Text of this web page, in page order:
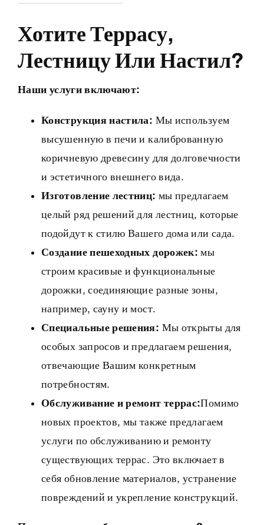
Хотите Террасу,
Лестницу Или Настил?
Наши услуги включают:
Конструкция настила: Мы используем
высушенную в печи и калиброванную
коричневую древесину для долговечности
и эстетичного внешнего вида.
Изготовление лестниц: мы предлагаем
целый ряд решений для лестниц, которые
подойдут к стилю Вашего дома или сада.
Создание пешеходных дорожек: мы
строим красивые и функциональные
дорожки, соединяющие разные зоны,
например, сауну и мост.
Специальные решения: Мы открыты для
особых запросов и предлагаем решения,
отвечающие Вашим конкретным
потребностям.
Обслуживание и ремонт террас:Помимо
новых проектов, мы также предлагаем
услуги по обслуживанию и ремонту
существующих террас. Это включает в
себя обновление материалов, устранение
повреждений и укрепление конструкций.